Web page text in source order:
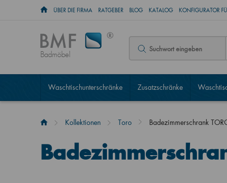
ÜBER DIE FIRMA RATGEBER BLOG KATALOG KONFIGURATOR
Badmöbel
Waschtischunterschränke Zusatzschränke
Kollektionen Toro Badezimmerschrank